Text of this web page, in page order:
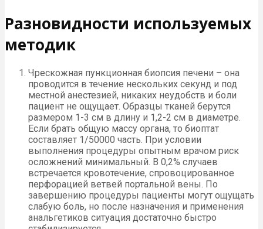
Разновидности используемых
методик
Чрескожная пункционная биопсия печени – она
проводится в течение нескольких секунд и под
местной анестезией, никаких неудобств и боли
пациент не ощущает. Образцы тканей берутся
размером 1-3 см в длину и 1,2-2 см в диаметре.
Если брать общую массу органа, то биоптат
составляет 1/50000 часть. При условии
выполнения процедуры опытным врачом риск
осложнений минимальный. В 0,2% случаев
встречается кровотечение, спровоцированное
перфорацией ветвей портальной вены. По
завершению процедуры пациенты могут ощущать
слабую боль, но после назначения и применения
анальгетиков ситуация достаточно быстро